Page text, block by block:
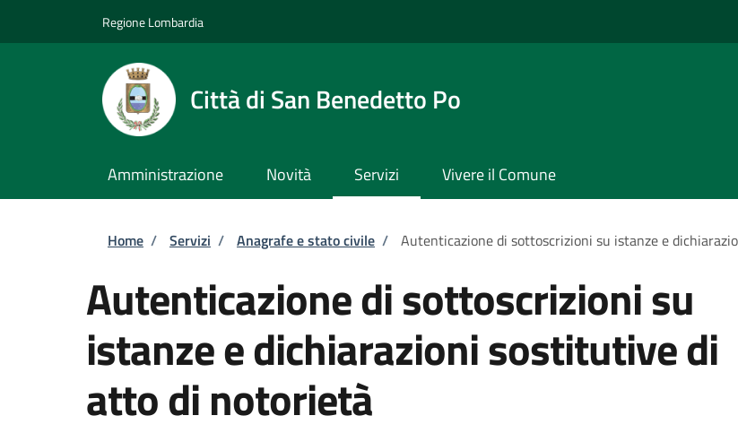
Regione Lombardia
Città di San Benedetto Po
Amministrazione Novità Servizi Vivere il Comune
Briciole di pane
Home / Servizi / Anagrafe e stato civile / Autenticazione di sottoscrizioni su istanze e
Autenticazione di sottoscrizioni su
istanze e dichiarazioni sostitutive di
atto di notorietà